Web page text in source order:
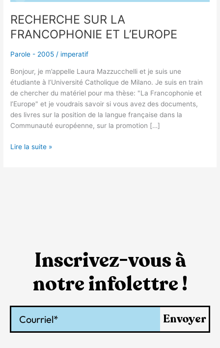
RECHERCHE SUR LA
FRANCOPHONIE ET L’EUROPE
Parole - 2005 / imperatif
Bonjour, je m’appelle Laura Mazzucchelli et je suis une
étudiante à l’Université Catholique de Milano. Je suis en train
de chercher du matériel pour ma thèse: "La Francophonie et
l’Europe" et je voudrais savoir si vous avez des documents,
des livres sur la position de la langue française dans la
Communauté européenne, sur la promotion […]
Lire la suite »
Inscrivez-vous à
notre infolettre !
Envoyer